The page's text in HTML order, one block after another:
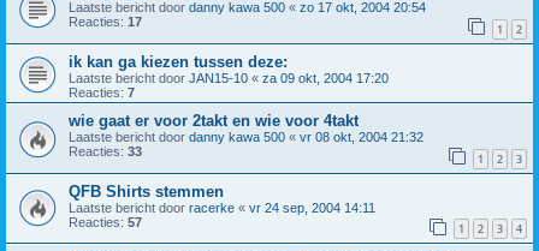
Laatste bericht door danny kawa 500 « zo 17 okt, 2004 20:54
Reacties: 17 1 2
ik kan ga kiezen tussen deze:
Laatste bericht door JAN15-10 « za 09 okt, 2004 17:20
Reacties: 7
wie gaat er voor 2takt en wie voor 4takt
Laatste bericht door danny kawa 500 « vr 08 okt, 2004 21:32
Reacties: 33 1 2 3
QFB Shirts stemmen
Laatste bericht door racerke « vr 24 sep, 2004 14:11
Reacties: 57 1 2 3 4